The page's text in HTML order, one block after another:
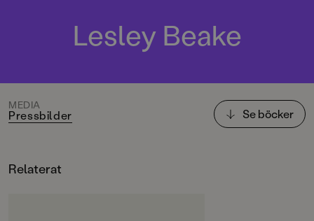
Lesley Beake
MEDIA
Pressbilder Se böcker
Relaterat